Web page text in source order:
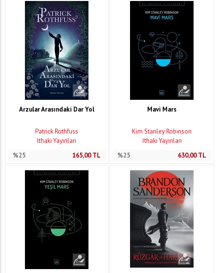
Arzular Arasındaki Dar Yol
Patrick Rothfuss
İthaki Yayınları
%25
165,00TL
Mavi Mars
Kim Stanley Robinson
İthaki Yayınları
%25
630,00TL